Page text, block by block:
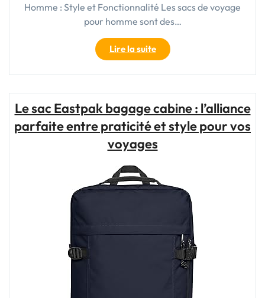
Homme : Style et Fonctionnalité Les sacs de voyage
pour homme sont des…
Lire la suite"Guide
d’Achat
:
Sacs
de
pour
en
2021"
Le sac Eastpak bagage cabine : l’alliance
parfaite entre praticité et style pour vos
voyages